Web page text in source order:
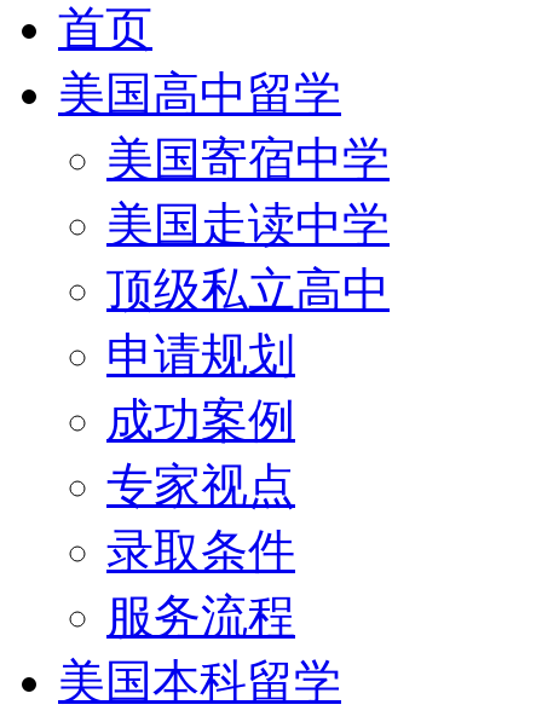
首页
美国高中留学
美国寄宿中学
美国走读中学
顶级私立高中
申请规划
成功案例
专家视点
录取条件
服务流程
美国本科留学